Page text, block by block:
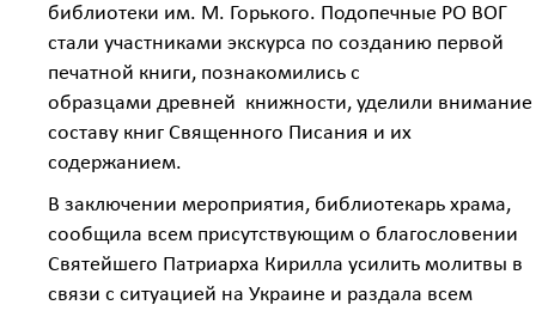
библиотеки им. М. Горького. Подопечные РО ВОГ
стали участниками экскурса по созданию первой
печатной книги, познакомились с
образцами древней книжности, уделили внимание
составу книг Священного Писания и их
содержанием.
В заключении мероприятия, библиотекарь храма,
сообщила всем присутствующим о благословении
Святейшего Патриарха Кирилла усилить молитвы в
связи с ситуацией на Украине и раздала всем